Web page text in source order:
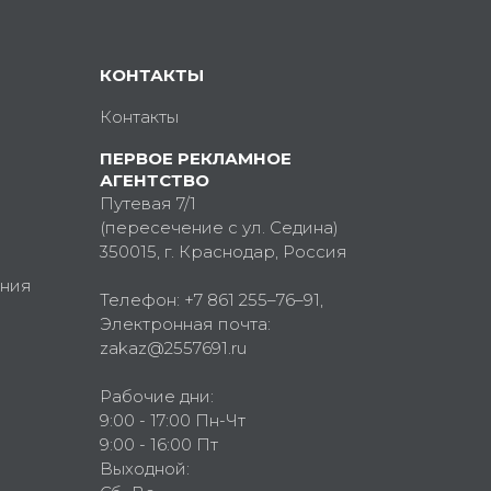
КОНТАКТЫ
Контакты
ПЕРВОЕ РЕКЛАМНОЕ
АГЕНТСТВО
Путевая 7/1
(пересечение с ул. Седина)
350015, г. Краснодар, Россия
Телефон: +7 861 255–76–91,
Электронная почта:
zakaz@2557691.ru
Рабочие дни:
9:00 - 17:00 Пн-Чт
9:00 - 16:00 Пт
Выходной: